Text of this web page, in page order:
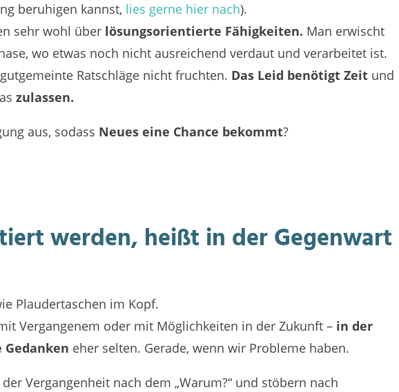
beruhigen kannst, lies gerne hier nach).
sehr wohl über lösungsorientierte Fähigkeiten. Man erwischt
wo etwas noch nicht ausreichend verdaut und verarbeitet ist.
Ratschläge nicht fruchten. Das Leid benötigt Zeit und
zulassen.
aus, sodass Neues eine Chance bekommt?
werden, heißt in der Gegenwart
Plaudertaschen im Kopf.
Vergangenem oder mit Möglichkeiten in der Zukunft – in der
Gedanken eher selten. Gerade, wenn wir Probleme haben.
Vergangenheit nach dem „Warum?“ und stöbern nach